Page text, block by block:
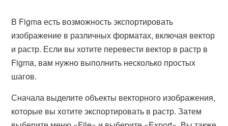
В Figma есть возможность экспортировать
изображение в различных форматах, включая вектор
и растр. Если вы хотите перевести вектор в растр в
Figma, вам нужно выполнить несколько простых
шагов.
Сначала выделите объекты векторного изображения,
которые вы хотите экспортировать в растр. Затем